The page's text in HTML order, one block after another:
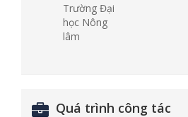
Trường Đại
học Nông
lâm
Quá trình công tác